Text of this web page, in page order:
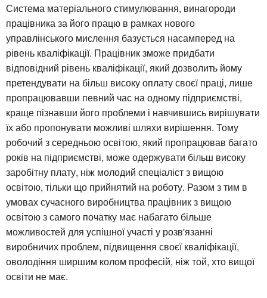
Система матеріального стимулювання, винагороди
працівника за його працю в рамках нового
управлінського мислення базується насамперед на
рівень кваліфікації. Працівник зможе придбати
відповідний рівень кваліфікації, який дозволить йому
претендувати на більш високу оплату своєї праці, лише
пропрацювавши певний час на одному підприємстві,
краще пізнавши його проблеми і навчившись вирішувати
їх або пропонувати можливі шляхи вирішення. Тому
робочий з середньою освітою, який пропрацював багато
років на підприємстві, може одержувати більш високу
заробітну плату, ніж молодий спеціаліст з вищою
освітою, тільки що прийнятий на роботу. Разом з тим в
умовах сучасного виробництва працівник з вищою
освітою з самого початку має набагато більше
можливостей для успішної участі у розв'язанні
виробничих проблем, підвищення своєї кваліфікації,
оволодіння ширшим колом професій, ніж той, хто вищої
освіти не має.